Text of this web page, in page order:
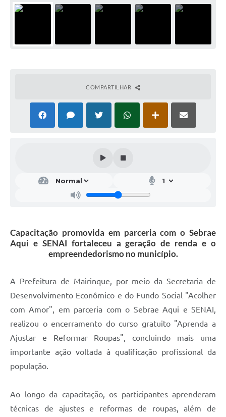
COMPARTILHAR
Capacitação promovida em parceria com o Sebrae
Aqui e SENAI fortaleceu a geração de renda e o
empreendedorismo no município.
A Prefeitura de Mairinque, por meio da Secretaria de
Desenvolvimento Econômico e do Fundo Social "Acolher
com Amor", em parceria com o Sebrae Aqui e SENAI,
realizou o encerramento do curso gratuito "Aprenda a
Ajustar e Reformar Roupas", concluindo mais uma
importante ação voltada à qualificação profissional da
população.
Ao longo da capacitação, os participantes aprenderam
técnicas de ajustes e reformas de roupas, além de